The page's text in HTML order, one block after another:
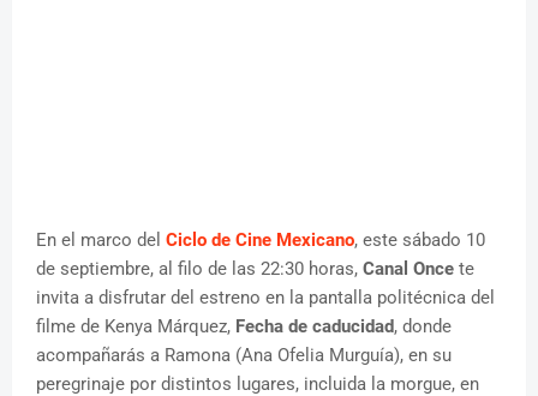
En el marco del Ciclo de Cine Mexicano, este sábado 10
de septiembre, al filo de las 22:30 horas, Canal Once te
invita a disfrutar del estreno en la pantalla politécnica del
filme de Kenya Márquez, Fecha de caducidad, donde
acompañarás a Ramona (Ana Ofelia Murguía), en su
peregrinaje por distintos lugares, incluida la morgue, en